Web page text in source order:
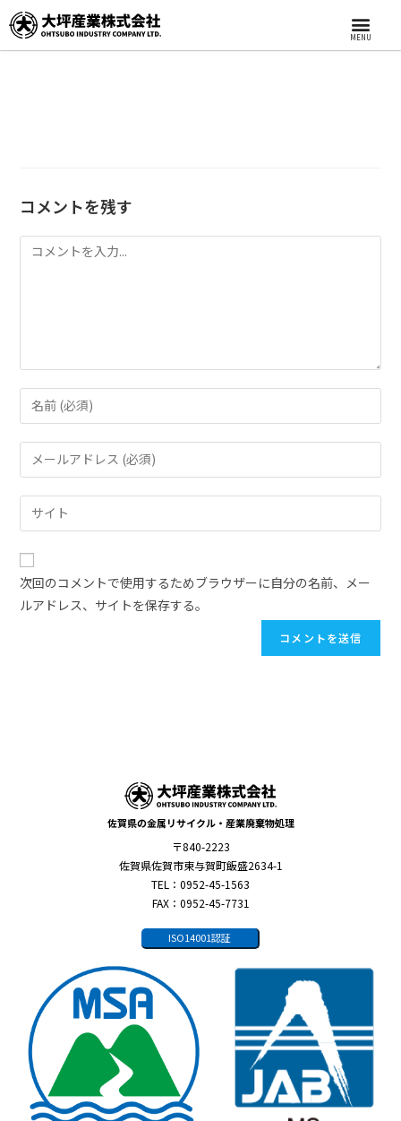
MENU
コメントを残す
次回のコメントで使用するためブラウザーに自分の名前、メー
ルアドレス、サイトを保存する。
佐賀県の金属リサイクル・産業廃棄物処理
〒840-2223
佐賀県佐賀市東与賀町飯盛2634-1
TEL：0952-45-1563
FAX：0952-45-7731
ISO14001認証